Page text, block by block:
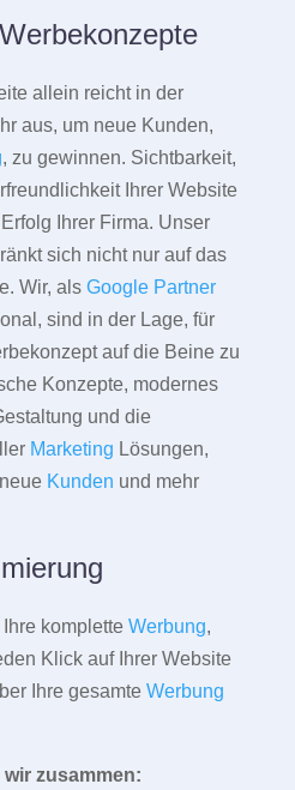
allein reicht in der
aus, um neue Kunden,
, zu gewinnen. Sichtbarkeit,
Ihrer Website
Ihrer Firma. Unser
sich nicht nur auf das
Wir, als Google Partner
sind in der Lage, für
auf die Beine zu
Konzepte, modernes
und die
Marketing Lösungen,
Kunden und mehr
komplette Werbung,
Klick auf Ihrer Website
Ihre gesamte Werbung
zusammen: